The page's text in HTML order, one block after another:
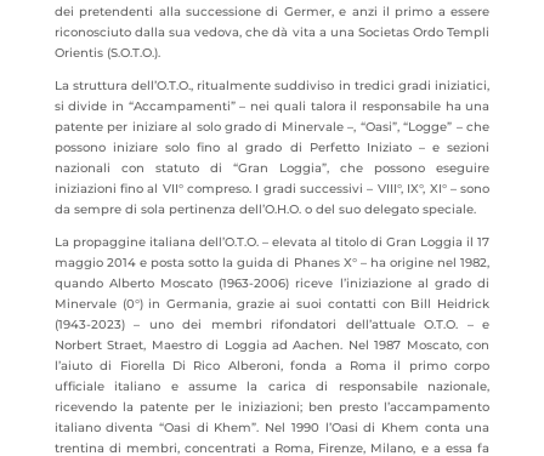
dei pretendenti alla successione di Germer, e anzi il primo a essere
riconosciuto dalla sua vedova, che dà vita a una Societas Ordo Templi
Orientis (S.O.T.O.).
La struttura dell’O.T.O., ritualmente suddiviso in tredici gradi iniziatici,
si divide in “Accampamenti” – nei quali talora il responsabile ha una
patente per iniziare al solo grado di Minervale –, “Oasi”, “Logge” – che
possono iniziare solo fino al grado di Perfetto Iniziato – e sezioni
nazionali con statuto di “Gran Loggia”, che possono eseguire
iniziazioni fino al VII° compreso. I gradi successivi – VIII°, IX°, XI° – sono
da sempre di sola pertinenza dell’O.H.O. o del suo delegato speciale.
La propaggine italiana dell’O.T.O. – elevata al titolo di Gran Loggia il 17
maggio 2014 e posta sotto la guida di Phanes X° – ha origine nel 1982,
quando Alberto Moscato (1963-2006) riceve l’iniziazione al grado di
Minervale (0°) in Germania, grazie ai suoi contatti con Bill Heidrick
(1943-2023) – uno dei membri rifondatori dell’attuale O.T.O. – e
Norbert Straet, Maestro di Loggia ad Aachen. Nel 1987 Moscato, con
l’aiuto di Fiorella Di Rico Alberoni, fonda a Roma il primo corpo
ufficiale italiano e assume la carica di responsabile nazionale,
ricevendo la patente per le iniziazioni; ben presto l’accampamento
italiano diventa “Oasi di Khem”. Nel 1990 l’Oasi di Khem conta una
trentina di membri, concentrati a Roma, Firenze, Milano, e a essa fa